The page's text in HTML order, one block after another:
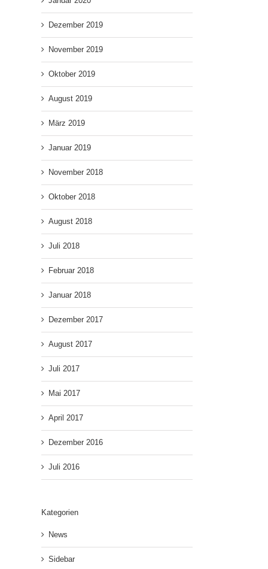
Dezember 2019
November 2019
Oktober 2019
August 2019
März 2019
Januar 2019
November 2018
Oktober 2018
August 2018
Juli 2018
Februar 2018
Januar 2018
Dezember 2017
August 2017
Juli 2017
Mai 2017
April 2017
Dezember 2016
Juli 2016
Kategorien
News
Sidebar